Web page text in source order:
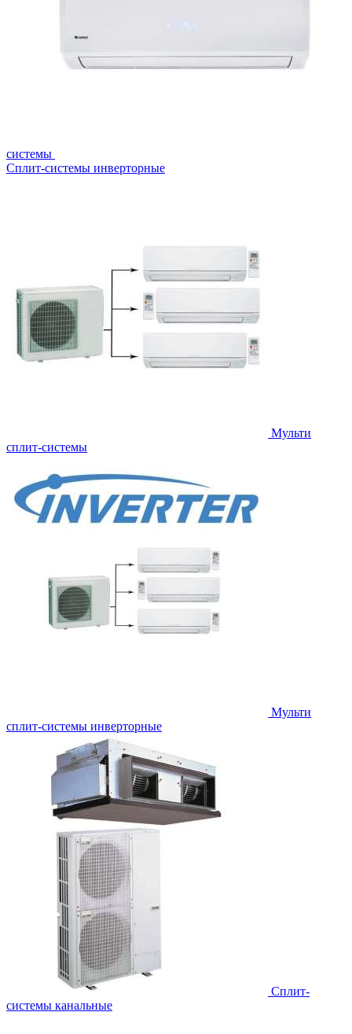
системы
Сплит-системы инверторные
Мульти
сплит-системы
Мульти
сплит-системы инверторные
Сплит-
системы канальные